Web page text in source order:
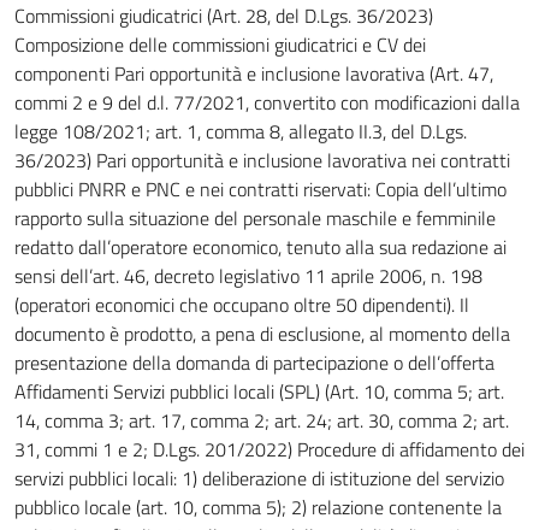
Commissioni giudicatrici (Art. 28, del D.Lgs. 36/2023)
Composizione delle commissioni giudicatrici e CV dei
componenti Pari opportunità e inclusione lavorativa (Art. 47,
commi 2 e 9 del d.l. 77/2021, convertito con modificazioni dalla
legge 108/2021; art. 1, comma 8, allegato II.3, del D.Lgs.
36/2023) Pari opportunità e inclusione lavorativa nei contratti
pubblici PNRR e PNC e nei contratti riservati: Copia dell’ultimo
rapporto sulla situazione del personale maschile e femminile
redatto dall’operatore economico, tenuto alla sua redazione ai
sensi dell’art. 46, decreto legislativo 11 aprile 2006, n. 198
(operatori economici che occupano oltre 50 dipendenti). Il
documento è prodotto, a pena di esclusione, al momento della
presentazione della domanda di partecipazione o dell’offerta
Affidamenti Servizi pubblici locali (SPL) (Art. 10, comma 5; art.
14, comma 3; art. 17, comma 2; art. 24; art. 30, comma 2; art.
31, commi 1 e 2; D.Lgs. 201/2022) Procedure di affidamento dei
servizi pubblici locali: 1) deliberazione di istituzione del servizio
pubblico locale (art. 10, comma 5); 2) relazione contenente la